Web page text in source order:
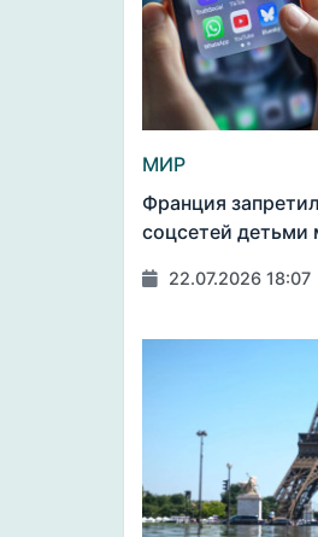
МИР
Франция
соцсетей детьми
22.07.2026 18:07